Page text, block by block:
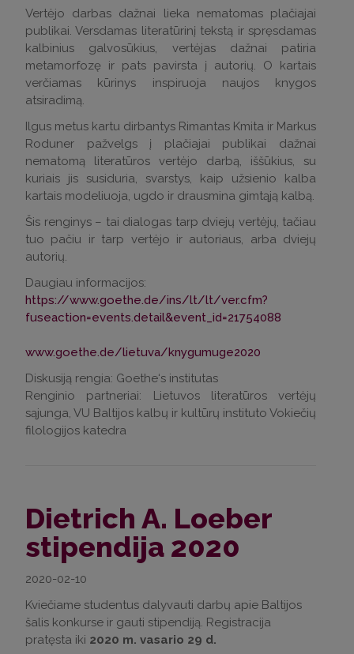
Vertėjo darbas dažnai lieka nematomas plačiajai
publikai. Versdamas literatūrinį tekstą ir spręsdamas
kalbinius galvosūkius, vertėjas dažnai patiria
metamorfozę ir pats pavirsta į autorių. O kartais
verčiamas kūrinys inspiruoja naujos knygos
atsiradimą.
Ilgus metus kartu dirbantys Rimantas Kmita ir Markus
Roduner pažvelgs į plačiajai publikai dažnai
nematomą literatūros vertėjo darbą, iššūkius, su
kuriais jis susiduria, svarstys, kaip užsienio kalba
kartais modeliuoja, ugdo ir drausmina gimtąją kalbą.
Šis renginys – tai dialogas tarp dviejų vertėjų, tačiau
tuo pačiu ir tarp vertėjo ir autoriaus, arba dviejų
autorių.
Daugiau informacijos:
https://www.goethe.de/ins/lt/lt/ver.cfm?
fuseaction=events.detail&event_id=21754088
www.goethe.de/lietuva/knygumuge2020
Diskusiją rengia: Goethe‘s institutas
Renginio partneriai: Lietuvos literatūros vertėjų
sąjunga, VU Baltijos kalbų ir kultūrų instituto Vokiečių
filologijos katedra
Dietrich A. Loeber
stipendija 2020
2020-02-10
Kviečiame studentus dalyvauti darbų apie Baltijos
šalis konkurse ir gauti stipendiją. Registracija
pratęsta iki 2020 m. vasario 29 d.